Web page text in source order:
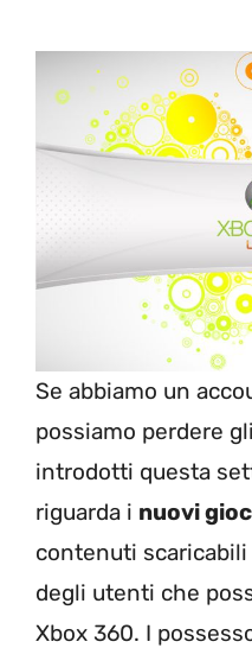
Se abbiamo un
possiamo perdere
introdotti questa
riguarda i nuovi
contenuti
degli utenti che
Xbox 360. I